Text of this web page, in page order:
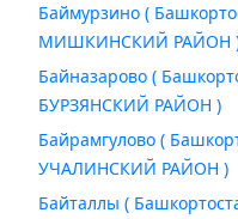
Баймурзино (
МИШКИНСКИЙ РАЙОН
Байназарово (
БУРЗЯНСКИЙ РАЙОН )
Байрамгулово (
УЧАЛИНСКИЙ РАЙОН )
Байталлы (